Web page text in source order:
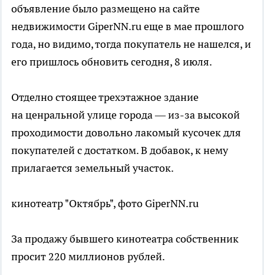
объявление было размещено на сайте
недвижимости GiperNN.ru еще в мае прошлого
года, но видимо, тогда покупатель не нашелся, и
его пришлось обновить сегодня, 8 июля.
Отделно стоящее трехэтажное здание
на ценральной улице города — из-за высокой
проходимости довольно лакомый кусочек для
покупателей с достатком. В добавок, к нему
прилагается земельный участок.
кинотеатр "Октябрь", фото GiperNN.ru
За продажу бывшего кинотеатра собственник
просит 220 миллионов рублей.